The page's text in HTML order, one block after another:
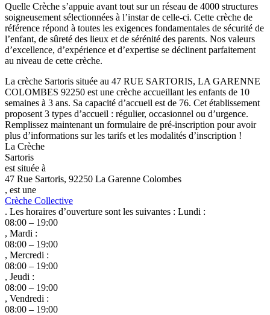
Quelle Crèche s’appuie avant tout sur un réseau de 4000 structures
soigneusement sélectionnées à l’instar de celle-ci. Cette crèche de
référence répond à toutes les exigences fondamentales de sécurité de
l’enfant, de sûreté des lieux et de sérénité des parents. Nos valeurs
d’excellence, d’expérience et d’expertise se déclinent parfaitement
au niveau de cette crèche.
La crèche Sartoris située au 47 RUE SARTORIS, LA GARENNE
COLOMBES 92250 est une crèche accueillant les enfants de 10
semaines à 3 ans. Sa capacité d’accueil est de 76. Cet établissement
proposent 3 types d’accueil : régulier, occasionnel ou d’urgence.
Remplissez maintenant un formulaire de pré-inscription pour avoir
plus d’informations sur les tarifs et les modalités d’inscription !
La Crèche
Sartoris
est située à
47 Rue Sartoris, 92250 La Garenne Colombes
, est une
Crèche Collective
. Les horaires d’ouverture sont les suivantes : Lundi :
08:00 – 19:00
, Mardi :
08:00 – 19:00
, Mercredi :
08:00 – 19:00
, Jeudi :
08:00 – 19:00
, Vendredi :
08:00 – 19:00